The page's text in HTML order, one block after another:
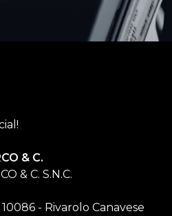
& C.
& C. S.N.C.
- Rivarolo Canavese